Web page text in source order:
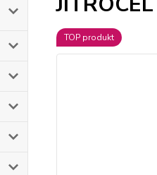
TOP produkt